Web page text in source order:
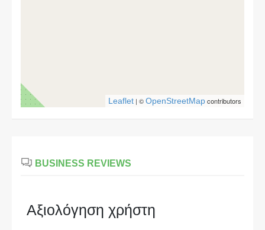
Leaflet | ©OpenStreetMapcontributors
BUSINESS REVIEWS
Αξιολόγηση χρήστη